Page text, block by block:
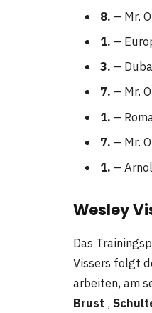
8. – Mr.
1. –
3. –
7. – Mr.
1. –
7. – Mr.
1. –
Wesley
Das
Vissers folgt
arbeiten, am
Brust ,